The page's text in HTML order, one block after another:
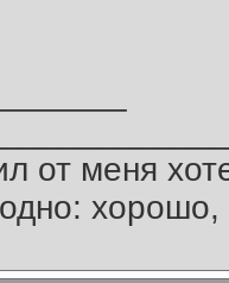
от меня